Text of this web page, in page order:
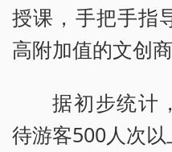
授课，手把手指
高附加值的文创商
据初步统计
待游客500人次以